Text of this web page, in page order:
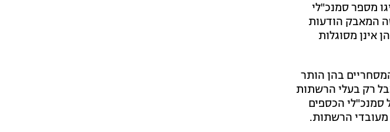
מספר סמנכ"לי
המאבק הודעות
הודיעו כי הן אינן מסוגלות
בהן הותר
רק בעלי הרשתות
סמנכ"לי הכספים
הרשתות.